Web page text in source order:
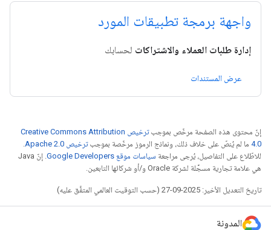
واجهة برمجة تطبيقات المورد
إدارة طلبات العملاء والاشتراكات لحسابك
عرض المستندات
إنّ محتوى هذه الصفحة مرخّص بموجب
ترخيص Creative Commons Attribution
4.0‏ ما لم يُنصّ على خلاف ذلك، ونماذج الرموز مرخّصة بموجبترخيص Apache 2.0‏
.
للاطّلاع على التفاصيل، يُرجى مراجعة سياسات موقع Google Developers‏
. إنّ Java
هي علامة تجارية مسجَّلة لشركة Oracle و/أو شركائها التابعين.
تاريخ التعديل الأخير: 2025-09-27 (حسب التوقيت العالمي المتفَّق عليه)
المدونة